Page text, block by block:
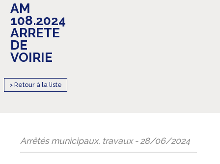
AM
108.2024
ARRETE
DE
VOIRIE
> Retour à la liste
Arrêtés municipaux, travaux - 28/06/2024